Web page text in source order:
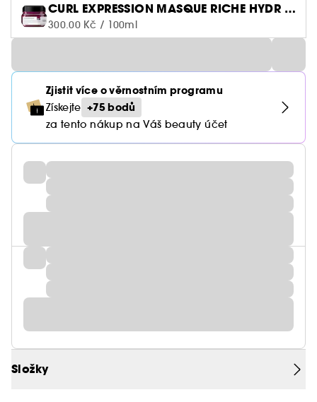
CURL EXPRESSION MASQUE RICHE HYDR 2
50ML
300.00 Kč / 100ml
Zjistit více o věrnostním programu
Získejte +75 bodů
za tento nákup na Váš beauty účet
Složky